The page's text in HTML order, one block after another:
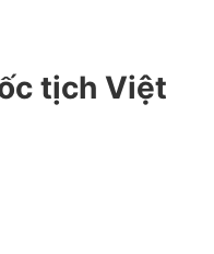
tịch Việt